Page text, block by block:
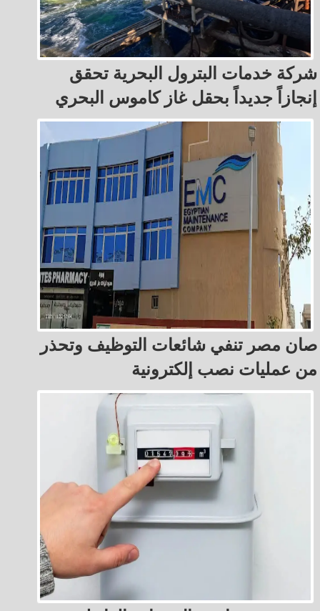
شركة خدمات البترول البحرية تحقق
إنجازاً جديداً بحقل غاز كاموس البحري
صان مصر تنفي شائعات التوظيف وتحذر
من عمليات نصب إلكترونية